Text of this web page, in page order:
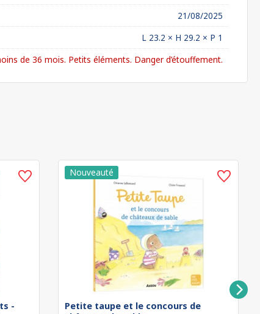
21/08/2025
L 23.2 × H 29.2 × P 1
de 36 mois. Petits éléments. Danger d’étouffement.
-
Petite taupe et le concours de